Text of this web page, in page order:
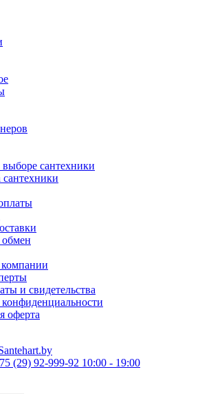
сантехники
сантехники
обмен
и свидетельства
оферта
(29) 92-999-92 10:00 - 19:00